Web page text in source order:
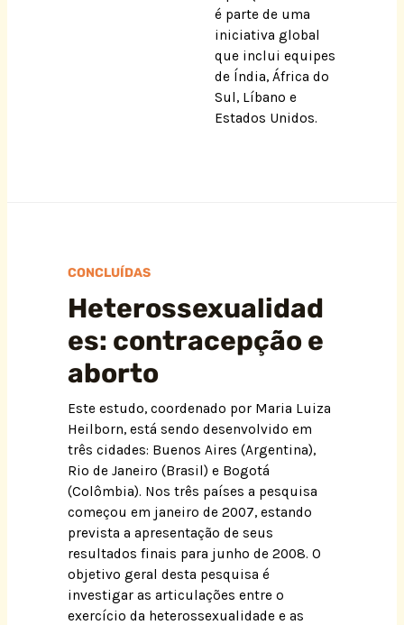
é parte de uma
iniciativa global
que inclui equipes
de Índia, África do
Sul, Líbano e
Estados Unidos.
CONCLUÍDAS
Heterossexualidad
es: contracepção e
aborto
Este estudo, coordenado por Maria Luiza
Heilborn, está sendo desenvolvido em
três cidades: Buenos Aires (Argentina),
Rio de Janeiro (Brasil) e Bogotá
(Colômbia). Nos três países a pesquisa
começou em janeiro de 2007, estando
prevista a apresentação de seus
resultados finais para junho de 2008. O
objetivo geral desta pesquisa é
investigar as articulações entre o
exercício da heterossexualidade e as